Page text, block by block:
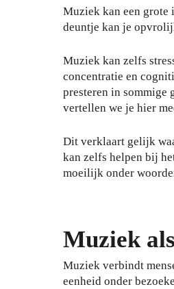
Muziek kan een grote
deuntje kan je
Muziek kan zelfs
concentratie en
presteren in sommige
vertellen we je hier
Dit verklaart gelijk
kan zelfs helpen bij
moeilijk onder
Muziek
Muziek verbindt
eenheid onder